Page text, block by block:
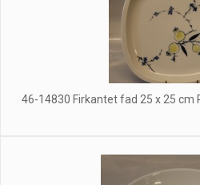
46-14830 Firkantet fad 25 x 25 cm